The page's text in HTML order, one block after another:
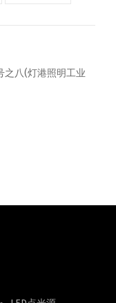
之八(灯港照明工业